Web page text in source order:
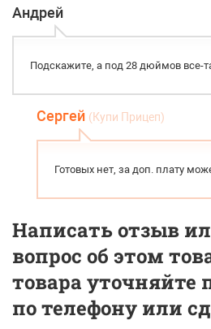
Андрей
Подскажите, а под 28 дюймов все-
Сергей (Купи Прицеп)
Готовых нет, за доп. плату
Написать отзыв
вопрос об этом
товара уточняйте
по телефону или